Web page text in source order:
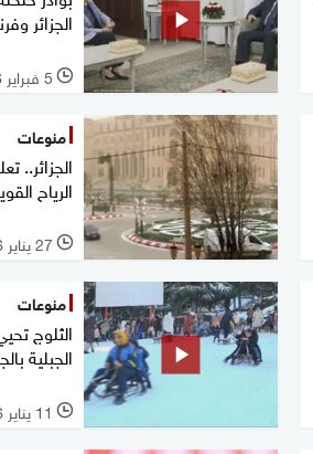
الجزائر
l 5 فبراير 2026
منوعات
الجزائر..
الرياح
l 27 يناير 2026
منوعات
الثلوج
الجبلية
l 11 يناير 2026